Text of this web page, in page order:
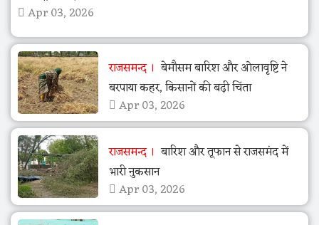
Apr 03, 2026
राजसमन्द
बेमौसम बारिश और ओलावृष्टि ने
बरपाया कहर, किसानों की बढ़ी चिंता
Apr 03, 2026
राजसमन्द
बारिश और तूफान से राजसमंद में
भारी नुकसान
Apr 03, 2026